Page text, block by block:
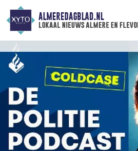
ALMEREDAGBLAD.NL
lokaal nieuws almere en